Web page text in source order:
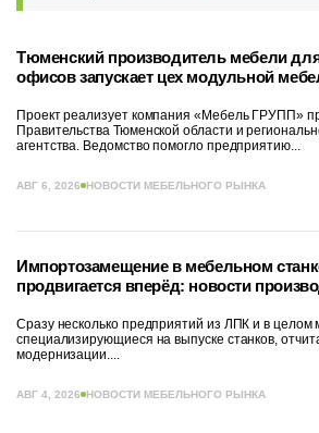
Тюменский производитель мебели
офисов запускает цех модульной
Проект реализует компания «Мебель ГРУПП»
Правительства Тюменской области и
агентства. Ведомство помогло предприятию...
АВГ 6, 2026 НОВОСТИ МЕБЕЛЬНОГО РЫНКА
Импортозамещение в мебельном
продвигается вперёд: новости
Сразу несколько предприятий из ЛПК и в целом
специализирующиеся на выпуске станков,
модернизации....
АВГ 4, 2026 НОВОСТИ МЕБЕЛЬНОГО РЫНКА